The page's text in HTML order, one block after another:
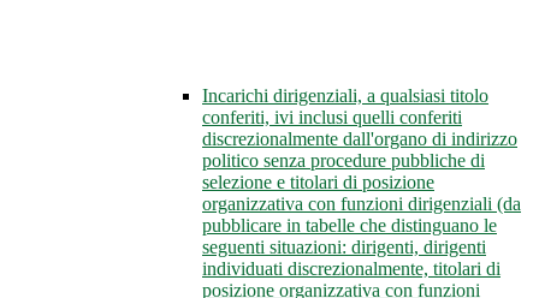
Incarichi dirigenziali, a qualsiasi titolo
conferiti, ivi inclusi quelli conferiti
discrezionalmente dall'organo di indirizzo
politico senza procedure pubbliche di
selezione e titolari di posizione
organizzativa con funzioni dirigenziali (da
pubblicare in tabelle che distinguano le
seguenti situazioni: dirigenti, dirigenti
individuati discrezionalmente, titolari di
posizione organizzativa con funzioni